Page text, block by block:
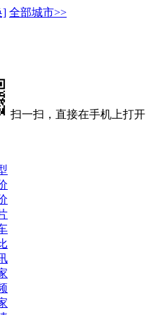
] 全部城市>>
扫一扫，直接在手机上打开